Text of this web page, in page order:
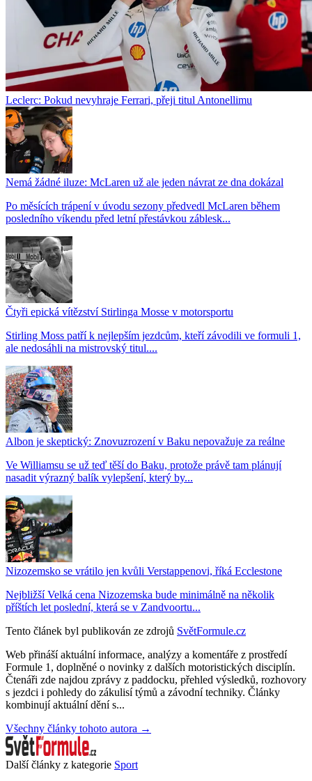
Leclerc: Pokud nevyhraje Ferrari, přeji titul Antonellimu
Nemá žádné iluze: McLaren už ale jeden návrat ze dna dokázal
Po měsících trápení v úvodu sezony předvedl McLaren během
posledního víkendu před letní přestávkou záblesk...
Čtyři epická vítězství Stirlinga Mosse v motorsportu
Stirling Moss patří k nejlepším jezdcům, kteří závodili ve formuli 1,
ale nedosáhli na mistrovský titul....
Albon je skeptický: Znovuzrození v Baku nepovažuje za reálne
Ve Williamsu se už teď těší do Baku, protože právě tam plánují
nasadit výrazný balík vylepšení, který by...
Nizozemsko se vrátilo jen kvůli Verstappenovi, říká Ecclestone
Nejbližší Velká cena Nizozemska bude minimálně na několik
příštích let poslední, která se v Zandvoortu...
Tento článek byl publikován ze zdrojů SvětFormule.cz
Web přináší aktuální informace, analýzy a komentáře z prostředí
Formule 1, doplněné o novinky z dalších motoristických disciplín.
Čtenáři zde najdou zprávy z paddocku, přehled výsledků, rozhovory
s jezdci i pohledy do zákulisí týmů a závodní techniky. Články
kombinují aktuální dění s...
Všechny články tohoto autora →
Další články z kategorie Sport